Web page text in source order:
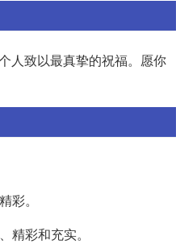
人致以最真挚的祝福。愿你
彩。
彩和充实。